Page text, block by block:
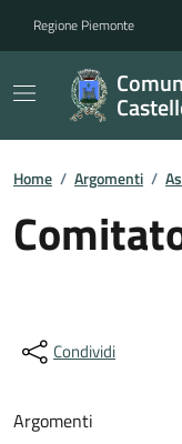
Regione Piemonte
Home / Argomenti /
Condividi
Argomenti